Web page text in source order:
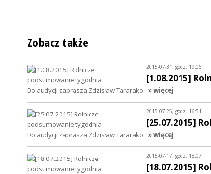
Zobacz także
2015-07-31, godz. 19:06
[1.08.2015]
Do audycji zaprasza Zdzisław Tararako. » więcej
2015-07-25, godz. 16:51
[25.07.2015]
Do audycji zaprasza Zdzisław Tararako. » więcej
2015-07-17, godz. 18:07
[18.07.2015]